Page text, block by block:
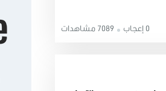
7089 مشاهدات 0 إعجاب